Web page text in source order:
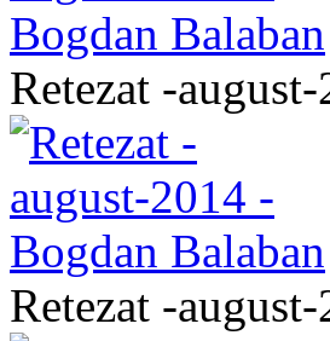
Retezat -
Retezat -